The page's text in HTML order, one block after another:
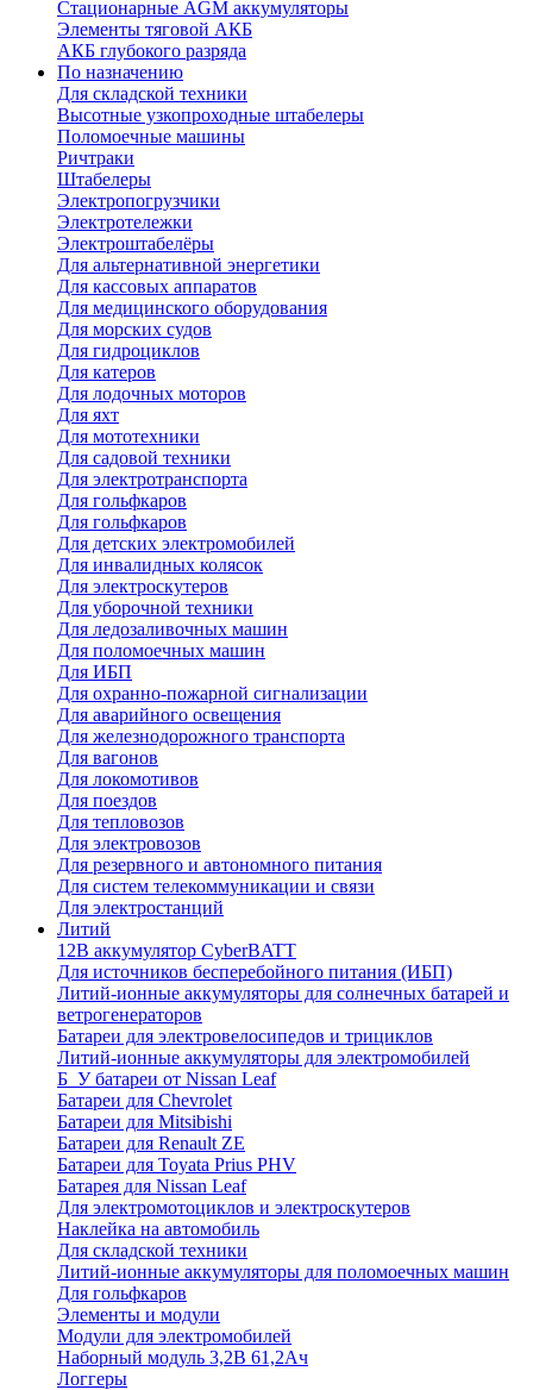
Стационарные AGM аккумуляторы
Элементы тяговой АКБ
АКБ глубокого разряда
По назначению
Для складской техники
Высотные узкопроходные штабелеры
Поломоечные машины
Ричтраки
Штабелеры
Электропогрузчики
Электротележки
Электроштабелёры
Для альтернативной энергетики
Для кассовых аппаратов
Для медицинского оборудования
Для морских судов
Для гидроциклов
Для катеров
Для лодочных моторов
Для яхт
Для мототехники
Для садовой техники
Для электротранспорта
Для гольфкаров
Для гольфкаров
Для детских электромобилей
Для инвалидных колясок
Для электроскутеров
Для уборочной техники
Для ледозаливочных машин
Для поломоечных машин
Для ИБП
Для охранно-пожарной сигнализации
Для аварийного освещения
Для железнодорожного транспорта
Для вагонов
Для локомотивов
Для поездов
Для тепловозов
Для электровозов
Для резервного и автономного питания
Для систем телекоммуникации и связи
Для электростанций
Литий
12В аккумулятор CyberBATT
Для источников бесперебойного питания (ИБП)
Литий-ионные аккумуляторы для солнечных батарей и
ветрогенераторов
Батареи для электровелосипедов и трициклов
Литий-ионные аккумуляторы для электромобилей
Б_У батареи от Nissan Leaf
Батареи для Chevrolet
Батареи для Mitsibishi
Батареи для Renault ZE
Батареи для Toyata Prius PHV
Батарея для Nissan Leaf
Для электромотоциклов и электроскутеров
Наклейка на автомобиль
Для складской техники
Литий-ионные аккумуляторы для поломоечных машин
Для гольфкаров
Элементы и модули
Модули для электромобилей
Наборный модуль 3,2В 61,2Ач
Логгеры